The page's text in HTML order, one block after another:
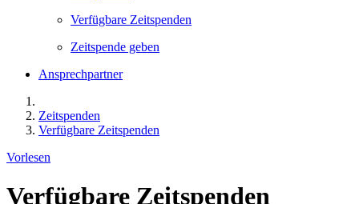
Verfügbare Zeitspenden
Zeitspende geben
Ansprechpartner
Zeitspenden
Verfügbare Zeitspenden
Vorlesen
Verfügbare Zeitspenden